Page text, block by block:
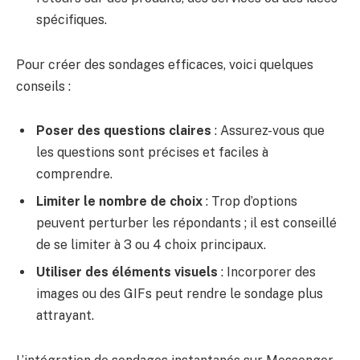
spécifiques.
Pour créer des sondages efficaces, voici quelques
conseils :
Poser des questions claires : Assurez-vous que
les questions sont précises et faciles à
comprendre.
Limiter le nombre de choix : Trop d’options
peuvent perturber les répondants ; il est conseillé
de se limiter à 3 ou 4 choix principaux.
Utiliser des éléments visuels : Incorporer des
images ou des GIFs peut rendre le sondage plus
attrayant.